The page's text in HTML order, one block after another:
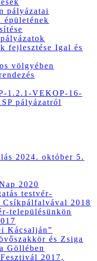
pályázatai
épületének
fejlesztése Igal és
völgyében
1.2.1-VEKOP-16-
pályázatról
2024. október 5.
2020
testvér-
Csíkpálfalvával 2018
településünkön
Kácsalján”
és Zsiga
Göllében
2017,